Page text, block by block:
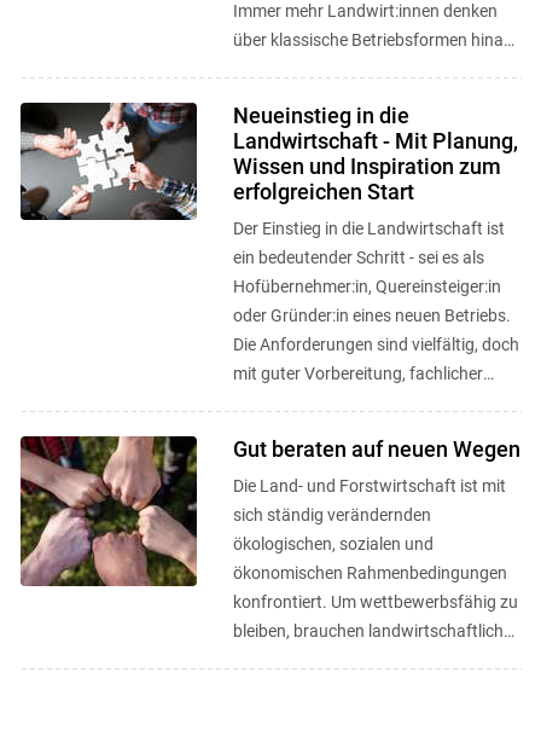
Immer mehr Landwirt:innen denken
über klassische Betriebsformen hinaus
Neueinstieg in die
Landwirtschaft - Mit Planung,
Wissen und Inspiration zum
erfolgreichen Start
Der Einstieg in die Landwirtschaft ist
ein bedeutender Schritt - sei es als
Hofübernehmer:in, Quereinsteiger:in
oder Gründer:in eines neuen Betriebs.
Die Anforderungen sind vielfältig, doch
mit guter Vorbereitung, fachlicher
Gut beraten auf neuen Wegen
Die Land- und Forstwirtschaft ist mit
sich ständig verändernden
ökologischen, sozialen und
ökonomischen Rahmenbedingungen
konfrontiert. Um wettbewerbsfähig zu
bleiben, brauchen landwirtschaftliche